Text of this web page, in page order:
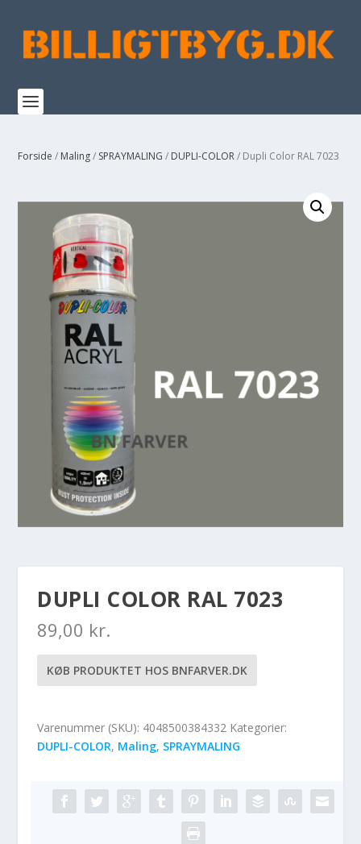
Forside / Maling/ SPRAYMALING / DUPLI-COLOR/ Dupli Color RAL 7023
DUPLI COLOR RAL 7023
89,00 kr.
KØB PRODUKTET HOS BNFARVER.DK
Varenummer (SKU): 4048500384332 Kategorier:
DUPLI-COLOR, Maling, SPRAYMALING